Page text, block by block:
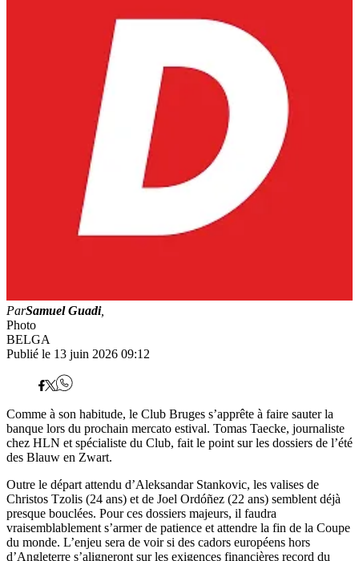
ParSamuel Guadi,
Photo
BELGA
Publié le 13 juin 2026 09:12
Comme à son habitude, le Club Bruges s’apprête à faire sauter la
banque lors du prochain mercato estival. Tomas Taecke, journaliste
chez HLN et spécialiste du Club, fait le point sur les dossiers de l’été
des Blauw en Zwart.
Outre le départ attendu d’Aleksandar Stankovic, les valises de
Christos Tzolis (24 ans) et de Joel Ordóñez (22 ans) semblent déjà
presque bouclées. Pour ces dossiers majeurs, il faudra
vraisemblablement s’armer de patience et attendre la fin de la Coupe
du monde. L’enjeu sera de voir si des cadors européens hors
d’Angleterre s’aligneront sur les exigences financières record du